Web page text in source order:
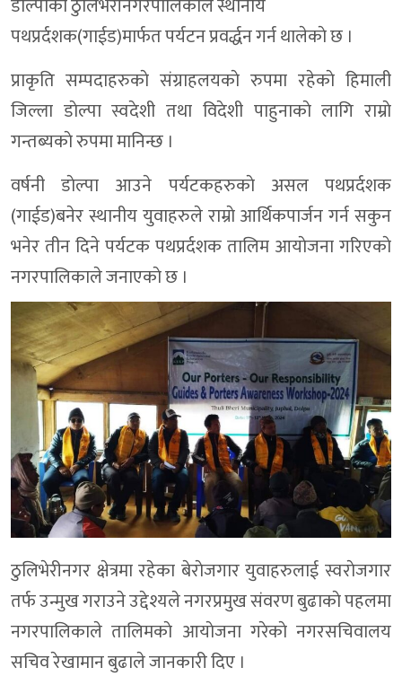
डाेल्पाकाे ठुलिभेरीनगरपालिकाले स्थानीय
पथप्रर्दशक(गाईड)मार्फत पर्यटन प्रवर्द्धन गर्न थालेकाे छ ।
प्राकृति सम्पदाहरुकाे संग्राहलयकाे रुपमा रहेकाे हिमाली
जिल्ला डाेल्पा स्वदेशी तथा विदेशी पाहुनाकाे लागि राम्राे
गन्तब्यकाे रुपमा मानिन्छ ।
वर्षनी डाेल्पा आउने पर्यटकहरुकाे असल पथप्रर्दशक
(गाईड)बनेर स्थानीय युवाहरुले राम्राे आर्थिकपार्जन गर्न सकुन
भनेर तीन दिने पर्यटक पथप्रर्दशक तालिम आयाेजना गरिएकाे
नगरपालिकाले जनाएकाे छ ।
ठुलिभेरीनगर क्षेत्रमा रहेका बेराेजगार युवाहरुलाई स्वराेजगार
तर्फ उन्मुख गराउने उद्देश्यले नगरप्रमुख संवरण बुढाकाे पहलमा
नगरपालिकाले तालिमकाे आयाेजना गरेकाे नगरसचिवालय
सचिव रेखामान बुढाले जानकारी दिए ।